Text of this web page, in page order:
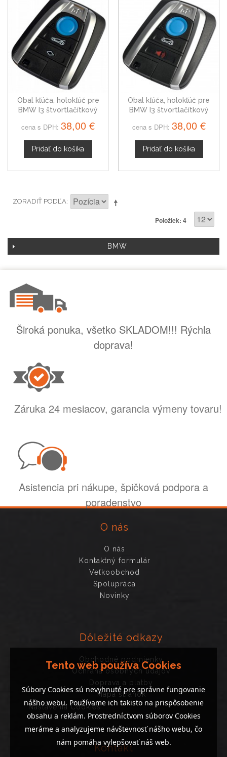
Obal kľúča, holokľúč pre
BMW I3 štvortlačítkový
cena s DPH: 38,00 €
Pridať do košíka
Obal kľúča, holokľúč pre
BMW I3 štvortlačítkový
cena s DPH: 38,00 €
Pridať do košíka
ZORADIŤ PODĽA
Položiek: 4
BMW
Široká ponuka, všetko SKLADOM!!! Rýchla
doprava!
Záruka 24 mesiacov, garancia výmeny tovaru!
Asistencia pri nákupe, špičková podpora a
poradenstvo
O nás
O nás
Kontaktný formulár
Veľkoobchod
Spolupráca
Novinky
Dôležité odkazy
Obchodné podmienky
Ochrana osobných údajov
Doprava a platby
Mapa stránok
Nastavenia Cookies
Kontakt
Tento web používa Cookies
Súbory Cookies sú nevyhnuté pre správne fungovanie
nášho webu. Používame ich takisto na prispôsobenie
obsahu a reklám. Prostredníctvom súborov Cookies
meráme a analyzujeme návštevnosť nášho webu, čo
nám pomáha vylepšovať náš web.